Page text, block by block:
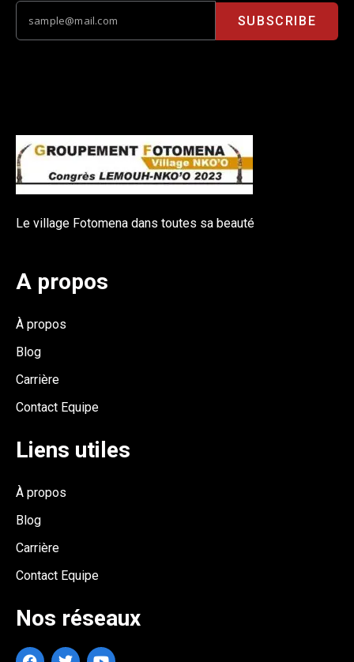
SUBSCRIBE
Le village Fotomena dans toutes sa beauté
A propos
À propos
Blog
Carrière
Contact Equipe
Liens utiles
À propos
Blog
Carrière
Contact Equipe
Nos réseaux